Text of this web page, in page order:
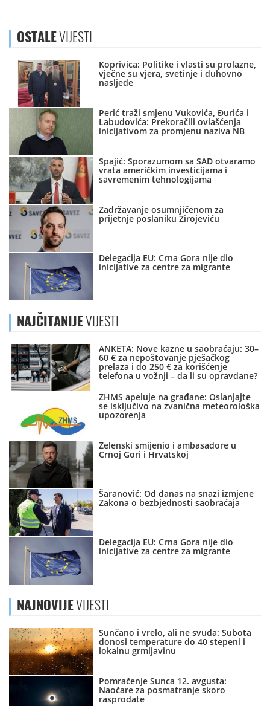
OSTALEVIJESTI
Koprivica: Politike i vlasti su prolazne,
vječne su vjera, svetinje i duhovno
nasljeđe
Perić traži smjenu Vukovića, Đurića i
Labudovića: Prekoračili ovlašćenja
inicijativom za promjenu naziva NB
Spajić: Sporazumom sa SAD otvaramo
vrata američkim investicijama i
savremenim tehnologijama
Zadržavanje osumnjičenom za
prijetnje poslaniku Zirojeviću
Delegacija EU: Crna Gora nije dio
inicijative za centre za migrante
NAJČITANIJEVIJESTI
ANKETA: Nove kazne u saobraćaju: 30–
60 € za nepoštovanje pješačkog
prelaza i do 250 € za korišćenje
telefona u vožnji – da li su opravdane?
ZHMS apeluje na građane: Oslanjajte
se isključivo na zvanična meteorološka
upozorenja
Zelenski smijenio i ambasadore u
Crnoj Gori i Hrvatskoj
Šaranović: Od danas na snazi izmjene
Zakona o bezbjednosti saobraćaja
Delegacija EU: Crna Gora nije dio
inicijative za centre za migrante
NAJNOVIJEVIJESTI
Sunčano i vrelo, ali ne svuda: Subota
donosi temperature do 40 stepeni i
lokalnu grmljavinu
Pomračenje Sunca 12. avgusta:
Naočare za posmatranje skoro
rasprodate